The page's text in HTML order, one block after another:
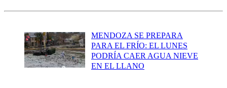
MENDOZA SE PREPARA
PARA EL FRÍO: EL LUNES
PODRÍA CAER AGUA NIEVE
EN EL LLANO